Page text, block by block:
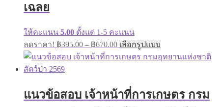
เฉลย
ให้คะแนน 5.00 ตั้งแต่ 1-5 คะแนน
ลดราคา! ฿395.00 – ฿670.00Price
range:
฿395.00
เลือกรูปแบบ
product
has
options
แนวข้อสอบ เจ้าหน้าที่การเกษตร กรม